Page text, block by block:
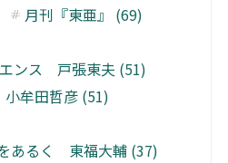
月刊『東亜』 (69)
ンス 戸張東夫 (51)
牟田哲彦 (51)
あるく 東福大輔 (37)